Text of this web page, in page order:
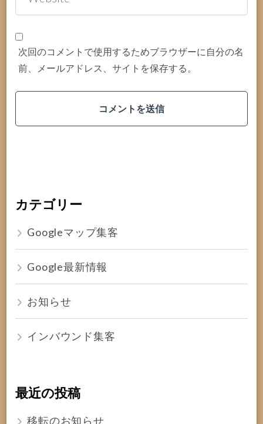
次回のコメントで使用するためブラウザーに自分の名
前、メールアドレス、サイトを保存する。
カテゴリー
Googleマップ集客
Google最新情報
お知らせ
インバウンド集客
最近の投稿
移転のお知らせ